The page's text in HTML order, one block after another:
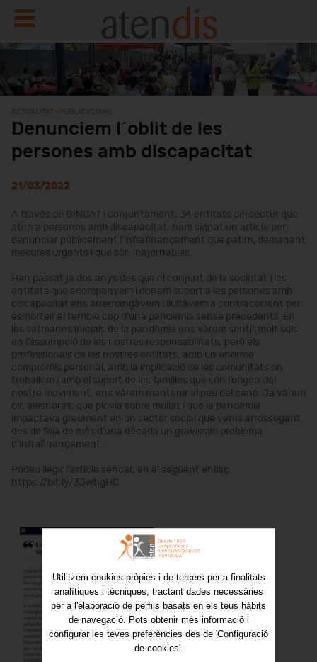
ACTUALITAT - PUBLICACIONS
Denunciem l´oblit de les
persones amb discapacitat
21/03/2022
A través de DINCAT i conjuntament, 34 entitats del sector que
aten a persones amb discapacitat, hem signat un article per
denunciar públicament l'infrafinançament que patim, demanant
mesures urgents i que són inajornables.
Han passat ja dos anys des que el conjunt de la societat i les
entitats que acompanyem i donem suport a les persones amb
discapacitat ens arremangàvem i lluitàvem a contracorrent per
esmorteir el terrible cop d'una pandèmia sense precedents. En
les setmanes inicials de la pandèmia ens vàrem sentir molt sols
en l’assumpció de les nostres responsabilitats, però els
professionals de les nostres entitats, amb un enorme
compromís personal, amb la implicació de les comunitats on
treballem i amb el suport de les famílies que són l’origen del
nostre moviment, ens vàrem mantenir al peu del canó. Ja vàrem
dir, aleshores, que plovia sobre mullat i que la pandèmia
impactava greument en un sector social que venia arrossegant
des de feia de més d’una dècada un gravíssim problema
d’infrafinançament.
Podeu llegir l'article sencer, en el següent enllaç:
https://bit.ly/3JwhgHC
Utilitzem cookies pròpies i de tercers per a finalitats
analítiques i tècniques, tractant dades necessàries
per a l'elaboració de perfils basats en els teus hàbits
de navegació. Pots obtenir més informació i
configurar les teves preferències des de 'Configuració
de cookies'.